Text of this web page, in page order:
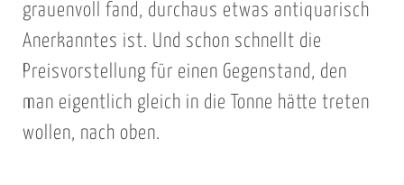
grauenvoll fand, durchaus etwas antiquarisch
Anerkanntes ist. Und schon schnellt die
Preisvorstellung für einen Gegenstand, den
man eigentlich gleich in die Tonne hätte treten
wollen, nach oben.